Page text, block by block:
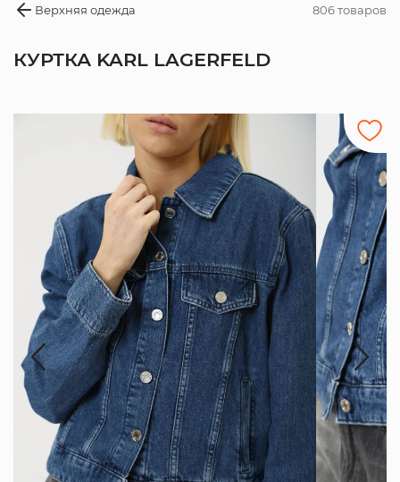
Верхняя одежда 806 товаров
КУРТКА KARL LAGERFELD